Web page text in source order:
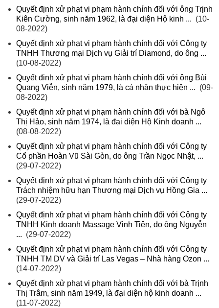
Quyết định xử phạt vi phạm hành chính đối với ông Trịnh
Kiên Cường, sinh năm 1962, là đại diện Hộ kinh ... (10-
08-2022)
Quyết định xử phạt vi phạm hành chính đối với Công ty
TNHH Thương mại Dịch vụ Giải trí Diamond, do ông ...
(10-08-2022)
Quyết định xử phạt vi phạm hành chính đối với ông Bùi
Quang Viễn, sinh năm 1979, là cá nhân thực hiện ... (09-
08-2022)
Quyết định xử phạt vi phạm hành chính đối với bà Ngô
Thị Hảo, sinh năm 1974, là đại diện Hộ Kinh doanh ...
(08-08-2022)
Quyết định xử phạt vi phạm hành chính đối với Công ty
Cổ phần Hoàn Vũ Sài Gòn, do ông Trần Ngọc Nhật, ...
(29-07-2022)
Quyết định xử phạt vi phạm hành chính đối với Công ty
Trách nhiệm hữu hạn Thương mại Dịch vụ Hồng Gia ...
(29-07-2022)
Quyết định xử phạt vi phạm hành chính đối với Công ty
TNHH Kinh doanh Massage Vinh Tiên, do ông Nguyễn
... (29-07-2022)
Quyết định xử phạt vi phạm hành chính đối với Công ty
TNHH TM DV và Giải trí Las Vegas – Nhà hàng Ozon ...
(14-07-2022)
Quyết định xử phạt vi phạm hành chính đối với bà Trịnh
Thị Trâm, sinh năm 1949, là đại diện hộ kinh doanh ...
(11-07-2022)